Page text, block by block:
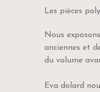
Les pièces
Nous
anciennes et
du volume
Eva dolard